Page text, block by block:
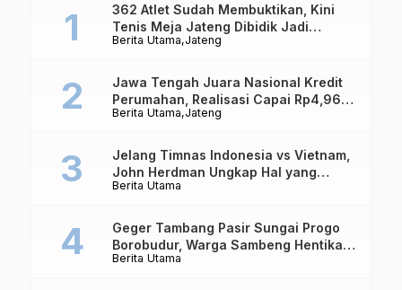
Berita Utama Jateng
362 Atlet Sudah Membuktikan, Kini
Tenis Meja Jateng Dibidik Jadi
Kekuatan Nasional
Berita Utama Jateng
Jawa Tengah Juara Nasional Kredit
Perumahan, Realisasi Capai Rp4,96
Triliun
Berita Utama
Jelang Timnas Indonesia vs Vietnam,
John Herdman Ungkap Hal yang
Dipertaruhkan
Berita Utama
Geger Tambang Pasir Sungai Progo
Borobudur, Warga Sambeng Hentikan
Alat Berat dan Usir Truk